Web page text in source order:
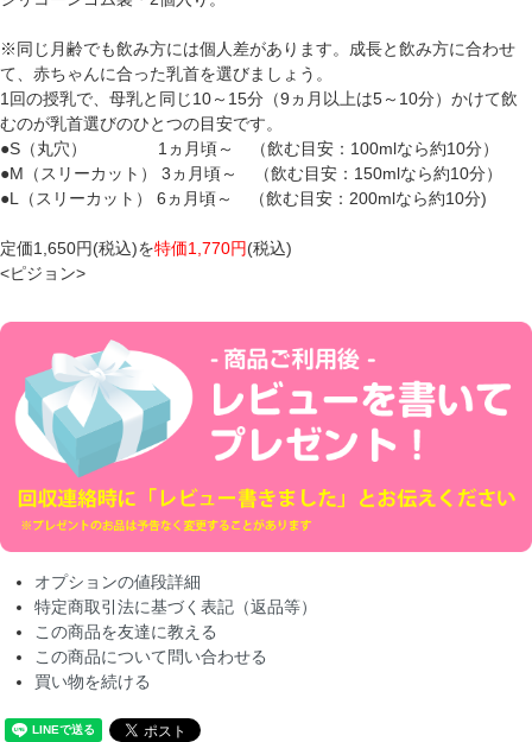
※同じ月齢でも飲み方には個人差があります。成長と飲み方に合わせ
て、赤ちゃんに合った乳首を選びましょう。
1回の授乳で、母乳と同じ10～15分（9ヵ月以上は5～10分）かけて飲
むのが乳首選びのひとつの目安です。
●S（丸穴） 1ヵ月頃～ （飲む目安：100mlなら約10分）
●M（スリーカット） 3ヵ月頃～ （飲む目安：150mlなら約10分）
●L（スリーカット） 6ヵ月頃～ （飲む目安：200mlなら約10分)
定価1,650円(税込)を特価1,770円(税込)
<ピジョン>
オプションの値段詳細
特定商取引法に基づく表記（返品等）
この商品を友達に教える
この商品について問い合わせる
買い物を続ける